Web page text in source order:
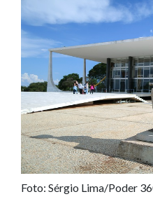
Foto: Sérgio Lima/Poder